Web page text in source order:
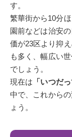
す。
繁華街から10分
園前などは治安
価が23区より抑
も多く、幅広い
でしょう。
現在は 「いつだ
中で、これから
ょう。